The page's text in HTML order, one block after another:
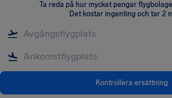
Ta reda på hur mycket pengar
Det kostar ingenting och tar 2
Kontrollera ersättning